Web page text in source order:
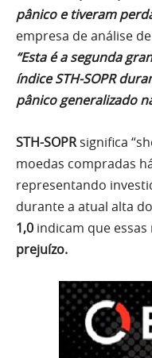
pânico e tiveram
empresa de análise
“Esta é a segunda
índice STH-SOPR
pânico generalizado
STH-SOPRsignifica
moedas compradas
representando
durante a atual alta
1,0 indicam que
prejuízo.